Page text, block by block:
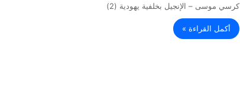
كرسي موسى – الإنجيل بخلفية يهودية (2)
أكمل القراءة »